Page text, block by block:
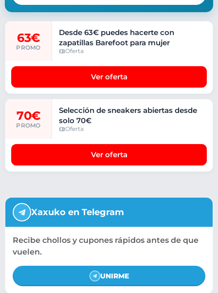
63€
PROMO
Desde 63€ puedes hacerte con
zapatillas Barefoot para mujer
Oferta
Ver oferta
70€
PROMO
Selección de sneakers abiertas desde
solo 70€
Oferta
Ver oferta
Xaxuko en Telegram
Recibe chollos y cupones rápidos antes de que
vuelen.
UNIRME